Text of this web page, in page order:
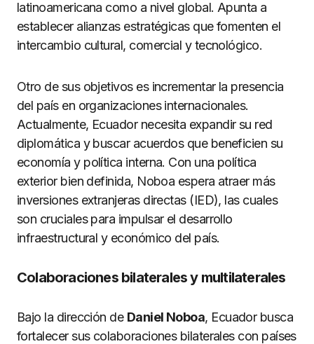
latinoamericana como a nivel global. Apunta a
establecer alianzas estratégicas que fomenten el
intercambio cultural, comercial y tecnológico.
Otro de sus objetivos es incrementar la presencia
del país en organizaciones internacionales.
Actualmente, Ecuador necesita expandir su red
diplomática y buscar acuerdos que beneficien su
economía y política interna. Con una política
exterior bien definida, Noboa espera atraer más
inversiones extranjeras directas (IED), las cuales
son cruciales para impulsar el desarrollo
infraestructural y económico del país.
Colaboraciones bilaterales y multilaterales
Bajo la dirección de Daniel Noboa, Ecuador busca
fortalecer sus colaboraciones bilaterales con países